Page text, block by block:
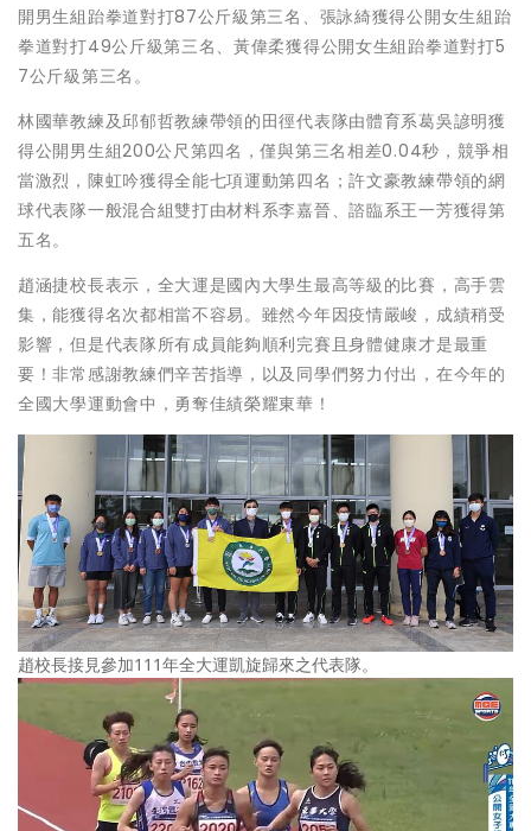
開男生組跆拳道對打87公斤級第三名、張詠綺獲得公開女生組跆
拳道對打49公斤級第三名、黃偉柔獲得公開女生組跆拳道對打5
7公斤級第三名。
林國華教練及邱郁哲教練帶領的田徑代表隊由體育系葛吳諺明獲
得公開男生組200公尺第四名，僅與第三名相差0.04秒，競爭相
當激烈，陳虹吟獲得全能七項運動第四名；許文豪教練帶領的網
球代表隊一般混合組雙打由材料系李嘉晉、諮臨系王一芳獲得第
五名。
趙涵捷校長表示，全大運是國內大學生最高等級的比賽，高手雲
集，能獲得名次都相當不容易。雖然今年因疫情嚴峻，成績稍受
影響，但是代表隊所有成員能夠順利完賽且身體健康才是最重
要！非常感謝教練們辛苦指導，以及同學們努力付出，在今年的
全國大學運動會中，勇奪佳績榮耀東華！
趙校長接見參加111年全大運凱旋歸來之代表隊。